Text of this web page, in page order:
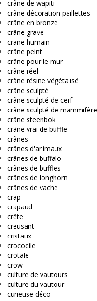
crâne de wapiti
crâne décoration paillettes
crâne en bronze
crâne gravé
crane humain
crâne peint
crâne pour le mur
crâne réel
crâne résine végétalisé
crâne sculpté
crâne sculpté de cerf
crâne sculpté de mammifère
crâne steenbok
crâne vrai de buffle
crânes
crânes d'animaux
crânes de buffalo
crânes de buffles
crânes de longhorn
crânes de vache
crap
crapaud
crête
creusant
cristaux
crocodile
crotale
crow
culture de vautours
culture du vautour
curieuse déco